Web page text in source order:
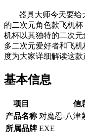
器具大师今天要给
的二次元角色款飞机
机杯以其独特的二次
多二次元爱好者和飞
度为大家详细解读这款
基本信息
项目
信
产品名称 对魔忍-八津
所属品牌 EXE